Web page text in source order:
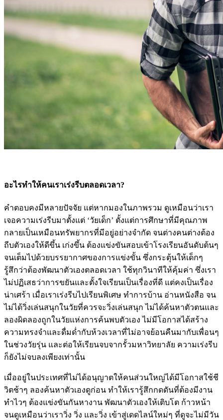
อะไรทำให้คนเราเร่งรีบตลอดเวลา?
คำตอบคงมีหลายปัจจัย แต่หากมองในภาพรวม ดูเหมือนว่าเรา
เจอความเร่งรีบมาตั้งแต่ ‘วัยเด็ก’ ตั้งแต่การศึกษาที่มีคุณภาพ
กลายเป็นเหมือนทรัพยากรที่มีอยู่อย่างจำกัด จนต่างคนต่างต้อง
ถีบตัวเองให้ดีขึ้น เก่งขึ้น ต้องแข่งขันสอบเข้าโรงเรียนอันดับต้นๆ
จนเต็มไปด้วยบรรยากาศของการแข่งขั้น ซึ่งกระตุ้นให้เด็กๆ
รู้สึกว่าต้องพัฒนาตัวเองตลอดเวลา ใช้ทุกวินาทีให้คุ้มค่า ซึ่งเรา
ไม่ปฏิเสธว่าการขยันและตั้งใจเรียนเป็นเรื่องที่ดี แต่คงเป็นเรื่อง
น่าเศร้า เมื่อเราเร่งรีบไปเรียนพิเศษ ทำการบ้าน อ่านหนังสือ จน
ไม่ได้วิ่งเล่นสนุกในวัยที่ควรจะวิ่งเล่นสนุก ไม่ได้ค้นหาตัวตนและ
ลองผิดลองถูกในวัยแห่งการค้นพบตัวเอง ไม่มีโอกาสได้สร้าง
ความทรงจำและดื่มด่ำกับห้วงเวลาที่ไม่อาจย้อนคืนมากับเพื่อนๆ
ในช่วงวัยรุ่น และต่อให้เรียนจบจากรั้วมหาวิทยาลัย ความเร่งรีบ
ก็ยังไม่จบลงเพียงเท่านั้น
เมื่ออยู่ในประเทศที่ไม่ได้อนุญาตให้คนส่วนใหญ่ได้มีโอกาสใช้ชี
วิตช้าๆ ลองค้นหาตัวเองดูก่อน ทำให้เรารู้สึกกดดันที่ต้องมีงาน
ทำไวๆ ต้องแข่งขันกันหางาน พัฒนาตัวเองให้เติบโต ก้าวหน้า
จนดูเหมือนว่าเราวิ่ง วิ่ง และวิ่ง เข้าสู่เดดไลน์ใหม่ๆ ที่ดูจะไม่มีวัน